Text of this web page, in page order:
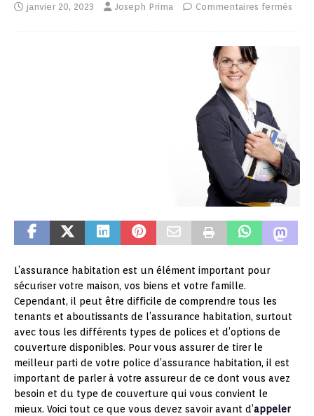
janvier 20, 2023 Joseph Prima Commentaires fermés
L’assurance habitation est un élément important pour
sécuriser votre maison, vos biens et votre famille.
Cependant, il peut être difficile de comprendre tous les
tenants et aboutissants de l’assurance habitation, surtout
avec tous les différents types de polices et d’options de
couverture disponibles. Pour vous assurer de tirer le
meilleur parti de votre police d’assurance habitation, il est
important de parler à votre assureur de ce dont vous avez
besoin et du type de couverture qui vous convient le
mieux. Voici tout ce que vous devez savoir avant d’appeler